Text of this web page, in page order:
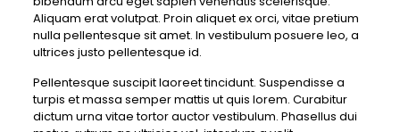
Aliquam erat volutpat. Proin aliquet ex orci, vitae pretium
nulla pellentesque sit amet. In vestibulum posuere leo, a
ultrices justo pellentesque id.
Pellentesque suscipit laoreet tincidunt. Suspendisse a
turpis et massa semper mattis ut quis lorem. Curabitur
dictum urna vitae tortor auctor vestibulum. Phasellus dui